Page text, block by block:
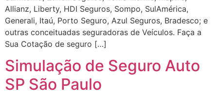
Allianz, Liberty, HDI Seguros, Sompo, SulAmérica,
Generali, Itaú, Porto Seguro, Azul Seguros, Bradesco; e
outras conceituadas seguradoras de Veículos. Faça a
Sua Cotação de seguro […]
Simulação de Seguro Auto
SP São Paulo